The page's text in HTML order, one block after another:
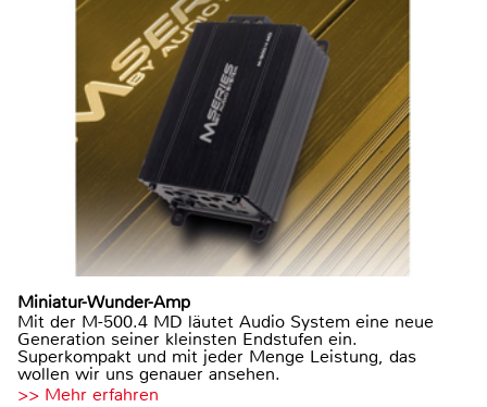
Miniatur-Wunder-Amp
Mit der M-500.4 MD läutet Audio System eine neue
Generation seiner kleinsten Endstufen ein.
Superkompakt und mit jeder Menge Leistung, das
wollen wir uns genauer ansehen.
>> Mehr erfahren